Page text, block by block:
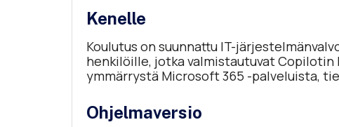
Kenelle
Koulutus on suunnattu IT-
henkilöille, jotka valmistautuvat
ymmärrystä Microsoft 365 -palveluista,
Ohjelmaversio